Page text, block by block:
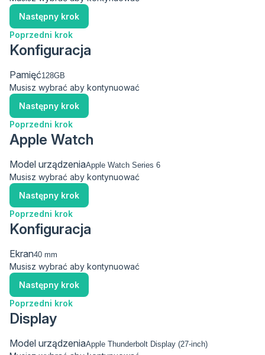
Następny krok
Poprzedni krok
Konfiguracja
Pamięć
Musisz wybrać aby kontynuować
Następny krok
Poprzedni krok
Apple Watch
Model urządzenia
Musisz wybrać aby kontynuować
Następny krok
Poprzedni krok
Konfiguracja
Ekran
Musisz wybrać aby kontynuować
Następny krok
Poprzedni krok
Display
Model urządzenia